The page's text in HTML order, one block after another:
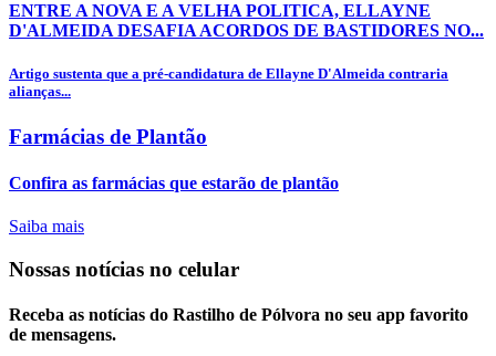
ENTRE A NOVA E A VELHA POLITICA, ELLAYNE
D'ALMEIDA DESAFIA ACORDOS DE BASTIDORES NO...
Artigo sustenta que a pré-candidatura de Ellayne D'Almeida contraria
alianças...
Farmácias de Plantão
Confira as farmácias que estarão de plantão
Saiba mais
Nossas notícias no celular
Receba as notícias do Rastilho de Pólvora no seu app favorito
de mensagens.